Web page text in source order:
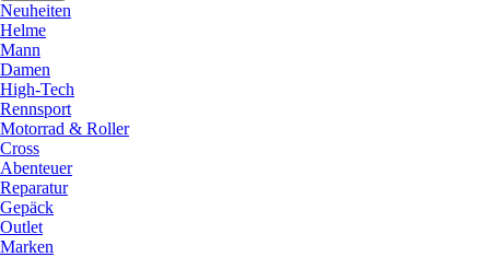
Neuheiten
Helme
Mann
Damen
High-Tech
Rennsport
Motorrad & Roller
Cross
Abenteuer
Reparatur
Gepäck
Outlet
Marken